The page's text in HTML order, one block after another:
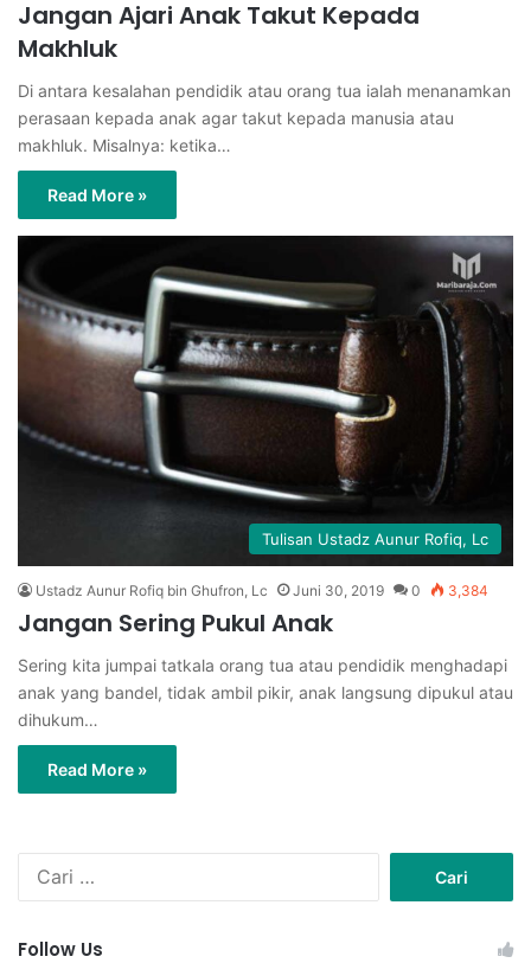
Jangan Ajari Anak Takut Kepada
Makhluk
Di antara kesalahan pendidik atau orang tua ialah menanamkan
perasaan kepada anak agar takut kepada manusia atau
makhluk. Misalnya: ketika…
Read More »
Tulisan Ustadz Aunur Rofiq, Lc
Ustadz Aunur Rofiq bin Ghufron, Lc Juni 30, 2019 0 3,384
Jangan Sering Pukul Anak
Sering kita jumpai tatkala orang tua atau pendidik menghadapi
anak yang bandel, tidak ambil pikir, anak langsung dipukul atau
dihukum…
Read More »
Follow Us